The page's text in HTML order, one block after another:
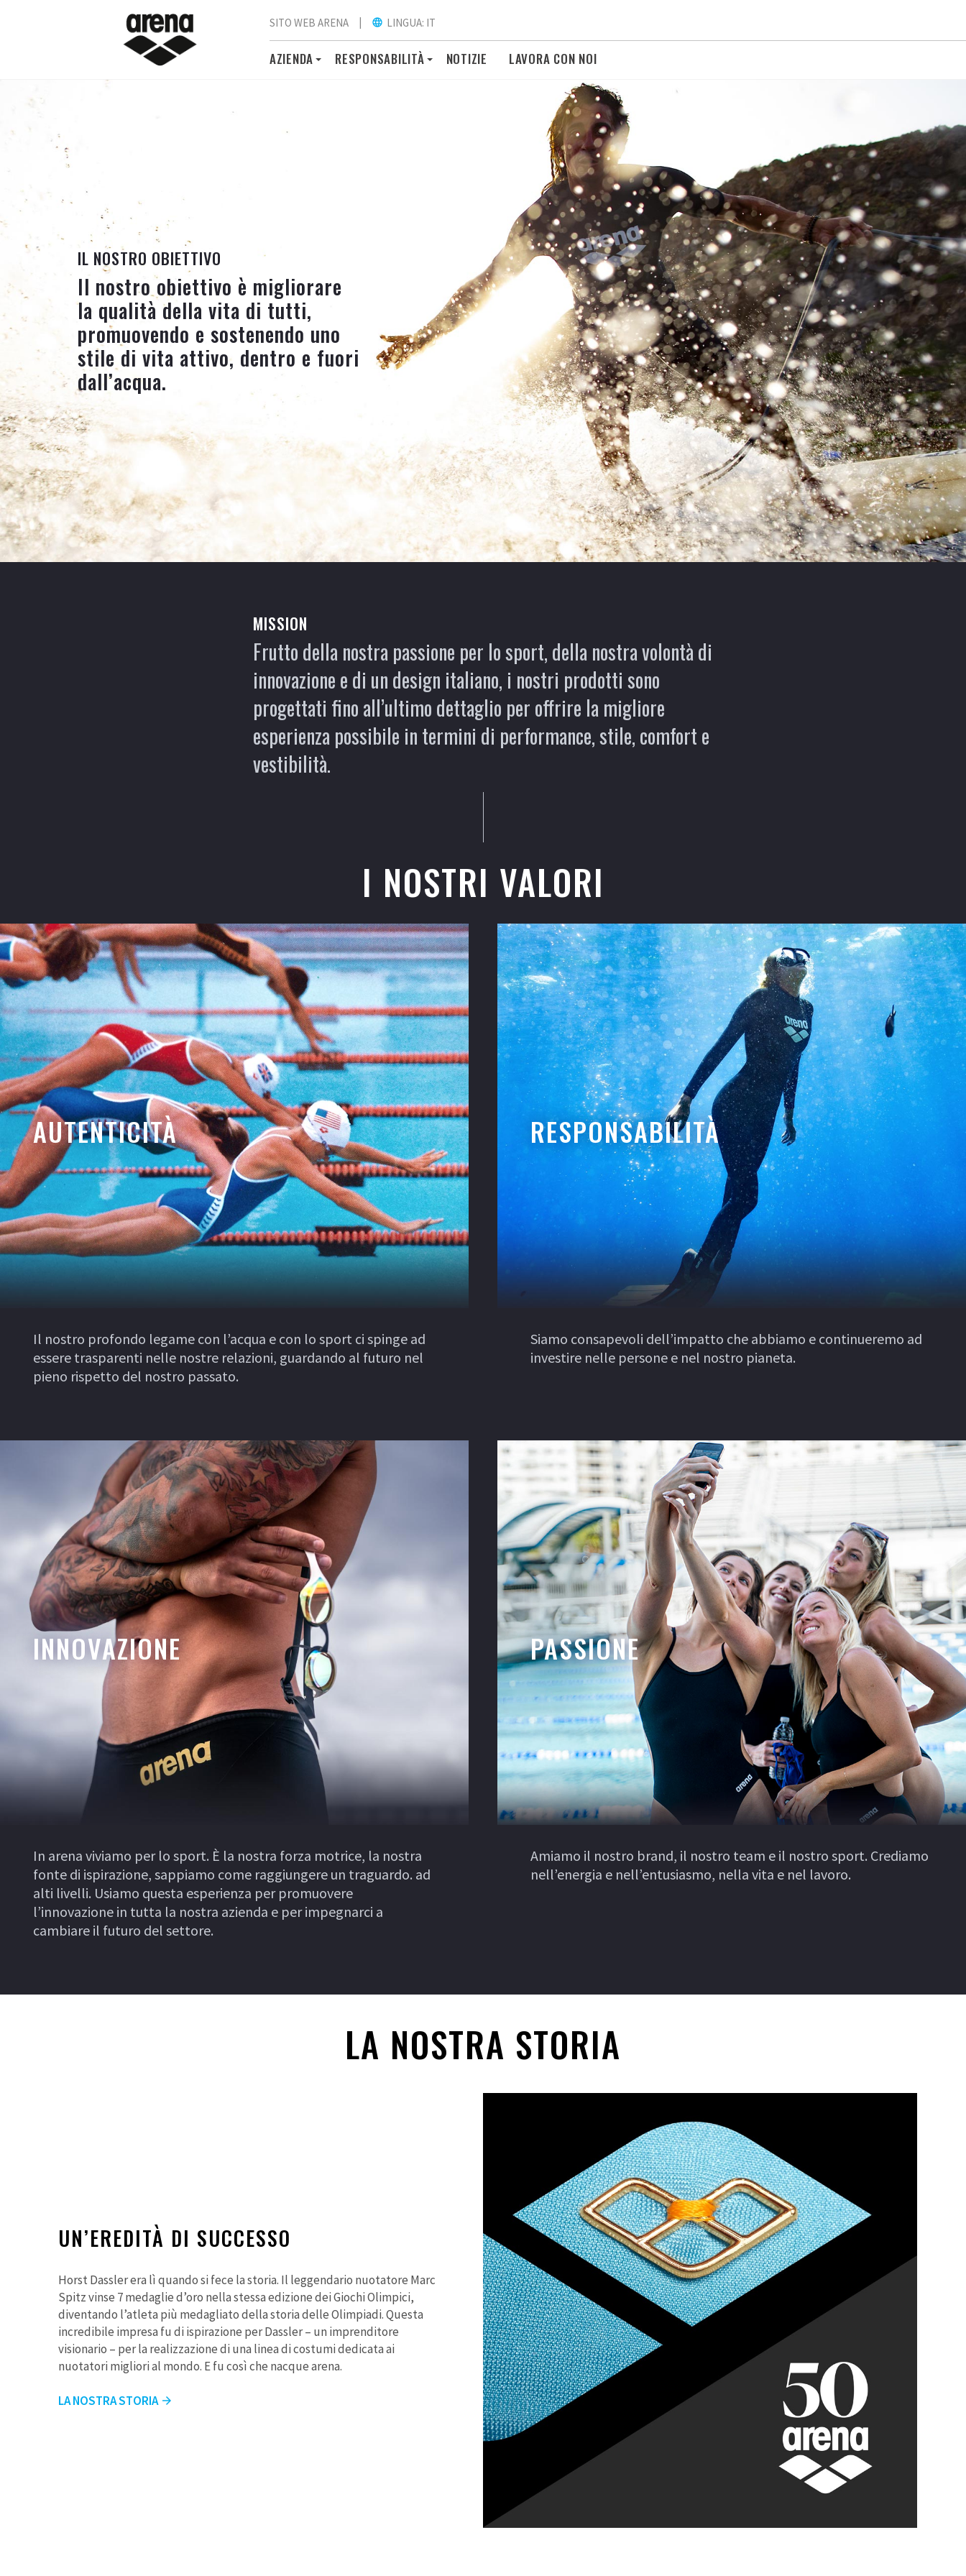
SITO WEB ARENA | language LINGUA: IT
AZIENDA RESPONSABILITÀ NOTIZIE LAVORA CON NOI
IL NOSTRO OBIETTIVO
Il nostro obiettivo è migliorare
la qualità della vita di tutti,
promuovendo e sostenendo uno
stile di vita attivo, dentro e fuori
dall’acqua.
MISSION
Frutto della nostra passione per lo sport, della nostra volontà di
innovazione e di un design italiano, i nostri prodotti sono
progettati fino all’ultimo dettaglio per offrire la migliore
esperienza possibile in termini di performance, stile, comfort e
vestibilità.
I NOSTRI VALORI
AUTENTICITÀ
Il nostro profondo legame con l’acqua e con lo sport ci spinge ad
essere trasparenti nelle nostre relazioni, guardando al futuro nel
pieno rispetto del nostro passato.
RESPONSABILITÀ
Siamo consapevoli dell’impatto che abbiamo e continueremo ad
investire nelle persone e nel nostro pianeta.
INNOVAZIONE
In arena viviamo per lo sport. È la nostra forza motrice, la nostra
fonte di ispirazione, sappiamo come raggiungere un traguardo. ad
alti livelli. Usiamo questa esperienza per promuovere
l’innovazione in tutta la nostra azienda e per impegnarci a
cambiare il futuro del settore.
PASSIONE
Amiamo il nostro brand, il nostro team e il nostro sport. Crediamo
nell’energia e nell’entusiasmo, nella vita e nel lavoro.
LA NOSTRA STORIA
UN’EREDITÀ DI SUCCESSO
Horst Dassler era lì quando si fece la storia. Il leggendario nuotatore Marc
Spitz vinse 7 medaglie d’oro nella stessa edizione dei Giochi Olimpici,
diventando l’atleta più medagliato della storia delle Olimpiadi. Questa
incredibile impresa fu di ispirazione per Dassler – un imprenditore
visionario – per la realizzazione di una linea di costumi dedicata ai
nuotatori migliori al mondo. E fu così che nacque arena.
LA NOSTRA STORIA arrow_forward